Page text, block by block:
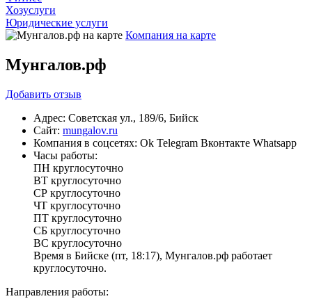
Хозуслуги
Юридические услуги
Компания на карте
Мунгалов.рф
Добавить отзыв
Адрес: Советская ул., 189/6, Бийск
Сайт: mungalov.ru
Компания в соцсетях: Ok Telegram Вконтакте Whatsapp
Часы работы:
ПН круглосуточно
ВТ круглосуточно
СР круглосуточно
ЧТ круглосуточно
ПТ круглосуточно
СБ круглосуточно
ВС круглосуточно
Время в Бийске (пт, 18:17), Мунгалов.рф работает
круглосуточно.
Направления работы: